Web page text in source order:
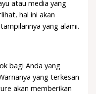
atau media yang
hal ini akan
yang alami.
bagi Anda yang
yang terkesan
akan memberikan